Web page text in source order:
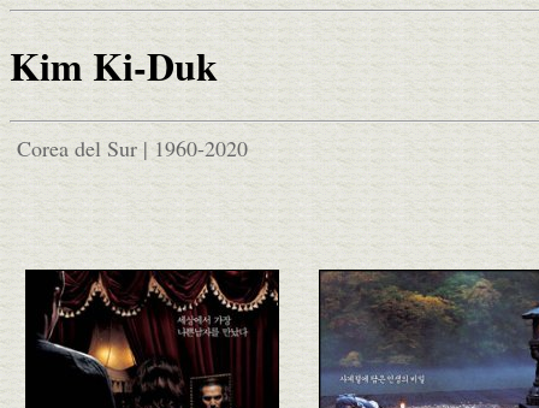
Kim Ki-Duk
Corea del Sur | 1960-2020